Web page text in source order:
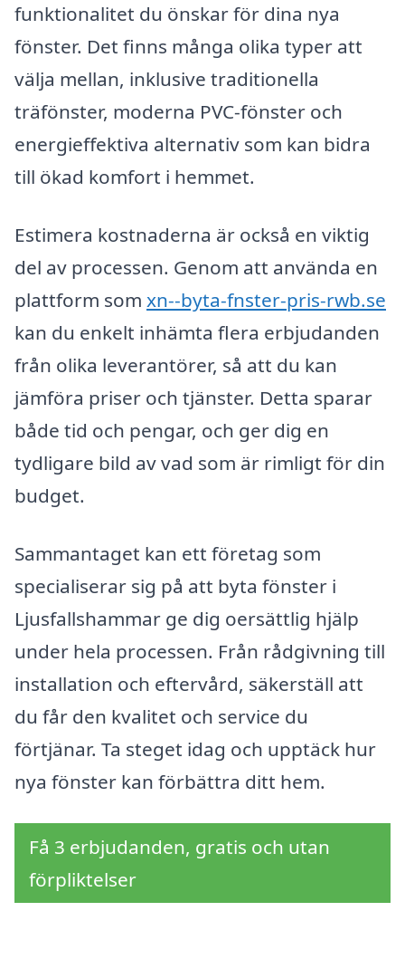
funktionalitet du önskar för dina nya
fönster. Det finns många olika typer att
välja mellan, inklusive traditionella
träfönster, moderna PVC-fönster och
energieffektiva alternativ som kan bidra
till ökad komfort i hemmet.
Estimera kostnaderna är också en viktig
del av processen. Genom att använda en
plattform som xn--byta-fnster-pris-rwb.se
kan du enkelt inhämta flera erbjudanden
från olika leverantörer, så att du kan
jämföra priser och tjänster. Detta sparar
både tid och pengar, och ger dig en
tydligare bild av vad som är rimligt för din
budget.
Sammantaget kan ett företag som
specialiserar sig på att byta fönster i
Ljusfallshammar ge dig oersättlig hjälp
under hela processen. Från rådgivning till
installation och eftervård, säkerställ att
du får den kvalitet och service du
förtjänar. Ta steget idag och upptäck hur
nya fönster kan förbättra ditt hem.
Få 3 erbjudanden, gratis och utan
förpliktelser